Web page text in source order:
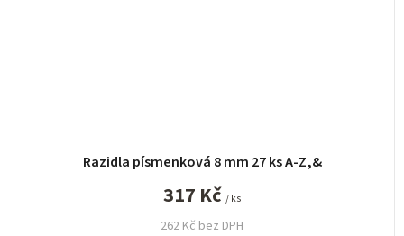
Razidla písmenková 8 mm 27 ks A-Z,&
262 Kč bez DPH
317 Kč / ks